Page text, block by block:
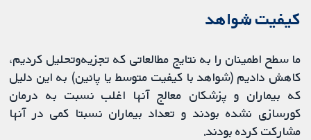
کیفیت شواهد
ما سطح اطمینان را به نتایج مطالعاتی که تجزیه‌وتحلیل کردیم،
کاهش دادیم (شواهد با کیفیت متوسط یا پائین) به این دلیل
که بیماران و پزشکان معالج آنها اغلب نسبت به درمان
کورسازی نشده بودند و تعداد بیماران نسبتا کمی در آنها
مشارکت کرده بودند.